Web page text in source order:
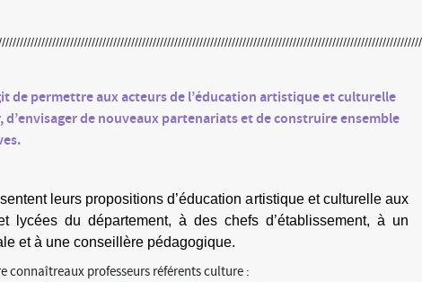
de permettre aux acteurs de l’éducation artistique et culturelle
d’envisager de nouveaux partenariats et de construire ensemble
leurs propositions d’éducation artistique et culturelle aux
lycées du département, à des chefs d’établissement, à un
et à une conseillère pédagogique.
connaîtreaux professeurs référents culture :